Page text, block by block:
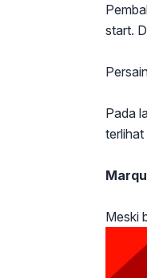
start.
Pada
terlihat
Meski